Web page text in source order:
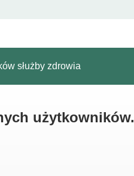
służby zdrowia
użytkowników.